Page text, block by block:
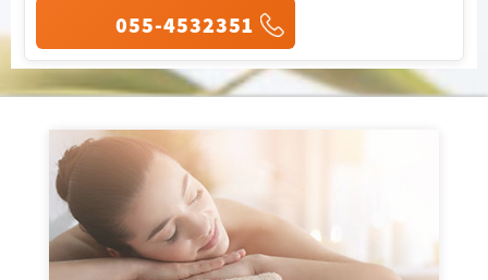
055-4532351